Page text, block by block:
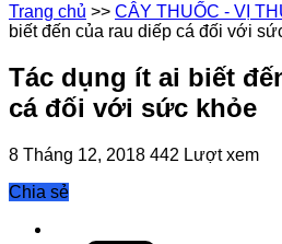
Trang chủ >> CÂY THUỐC - VỊ
biết đến của rau diếp cá đối với
Tác dụng ít ai biết
cá đối với sức khỏe
8 Tháng 12, 2018 442 Lượt xem
Chia sẻ